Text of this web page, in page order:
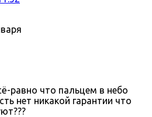
равно что пальцем в небо
нет никакой гарантии что